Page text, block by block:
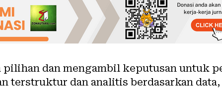
dan mengambil keputusan untuk
terstruktur dan analitis berdasarkan data,